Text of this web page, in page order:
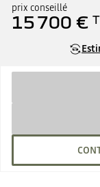
prix conseillé
15 700 €